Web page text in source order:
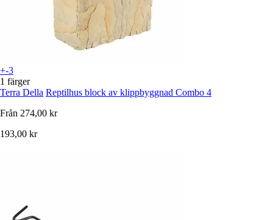
+-3
1 färger
Terra Della Reptilhus block av klippbyggnad Combo 4
Från 274,00 kr
193,00 kr